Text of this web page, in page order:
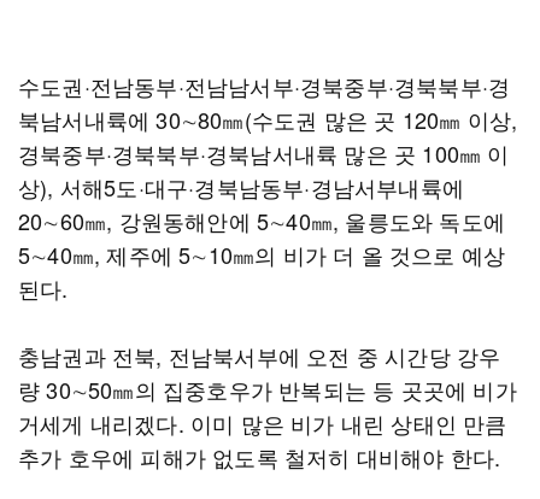
수도권·전남동부·전남남서부·경북중부·경북북부·경
북남서내륙에 30∼80㎜(수도권 많은 곳 120㎜ 이상,
경북중부·경북북부·경북남서내륙 많은 곳 100㎜ 이
상), 서해5도·대구·경북남동부·경남서부내륙에
20∼60㎜, 강원동해안에 5∼40㎜, 울릉도와 독도에
5∼40㎜, 제주에 5∼10㎜의 비가 더 올 것으로 예상
된다.
충남권과 전북, 전남북서부에 오전 중 시간당 강우
량 30∼50㎜의 집중호우가 반복되는 등 곳곳에 비가
거세게 내리겠다. 이미 많은 비가 내린 상태인 만큼
추가 호우에 피해가 없도록 철저히 대비해야 한다.